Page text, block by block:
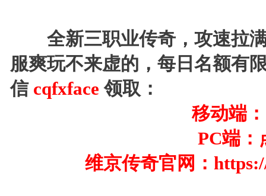
全新三职业传奇，攻速拉
服爽玩不来虚的，每日名额有
信 cqfxface 领取：
移动端
PC端：
维京传奇官网：